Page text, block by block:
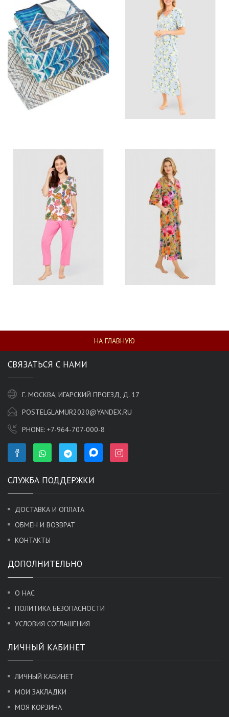
НА ГЛАВНУЮ
СВЯЗАТЬСЯ С НАМИ
Г. МОСКВА, ИГАРСКИЙ ПРОЕЗД, Д. 17
POSTELGLAMUR2020@YANDEX.RU
PHONE: +7-964-707-000-8
СЛУЖБА ПОДДЕРЖКИ
ДОСТАВКА И ОПЛАТА
ОБМЕН И ВОЗВРАТ
КОНТАКТЫ
ДОПОЛНИТЕЛЬНО
О НАС
ПОЛИТИКА БЕЗОПАСНОСТИ
УСЛОВИЯ СОГЛАШЕНИЯ
ЛИЧНЫЙ КАБИНЕТ
ЛИЧНЫЙ КАБИНЕТ
МОИ ЗАКЛАДКИ
МОЯ КОРЗИНА